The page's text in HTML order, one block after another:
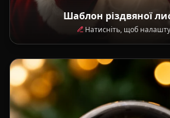
Шаблон різдвяної
Натисніть, щоб